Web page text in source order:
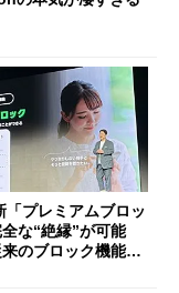
「プレミアムブロッ
な“絶縁”が可能
のブロック機能と